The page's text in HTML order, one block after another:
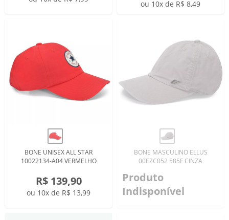
ou 10x de R$ 8,49
BONE UNISEX ALL STAR
10022134-A04 VERMELHO
R$ 139,90
ou 10x de R$ 13,99
BONE MASCULINO ELLUS
00EZC052 585F CINZA
Produto
Indisponível